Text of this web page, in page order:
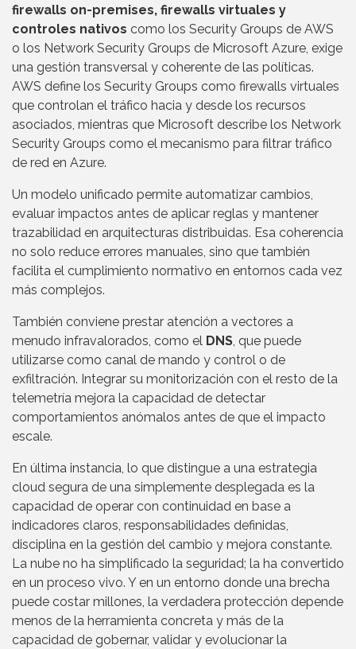
firewalls on-premises, firewalls virtuales y
controles nativos como los Security Groups de AWS
o los Network Security Groups de Microsoft Azure, exige
una gestión transversal y coherente de las políticas.
AWS define los Security Groups como firewalls virtuales
que controlan el tráfico hacia y desde los recursos
asociados, mientras que Microsoft describe los Network
Security Groups como el mecanismo para filtrar tráfico
de red en Azure.
Un modelo unificado permite automatizar cambios,
evaluar impactos antes de aplicar reglas y mantener
trazabilidad en arquitecturas distribuidas. Esa coherencia
no solo reduce errores manuales, sino que también
facilita el cumplimiento normativo en entornos cada vez
más complejos.
También conviene prestar atención a vectores a
menudo infravalorados, como el DNS, que puede
utilizarse como canal de mando y control o de
exfiltración. Integrar su monitorización con el resto de la
telemetría mejora la capacidad de detectar
comportamientos anómalos antes de que el impacto
escale.
En última instancia, lo que distingue a una estrategia
cloud segura de una simplemente desplegada es la
capacidad de operar con continuidad en base a
indicadores claros, responsabilidades definidas,
disciplina en la gestión del cambio y mejora constante.
La nube no ha simplificado la seguridad; la ha convertido
en un proceso vivo. Y en un entorno donde una brecha
puede costar millones, la verdadera protección depende
menos de la herramienta concreta y más de la
capacidad de gobernar, validar y evolucionar la